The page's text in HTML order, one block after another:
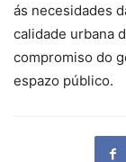
ás necesidades
calidade urbana
compromiso do
espazo público.